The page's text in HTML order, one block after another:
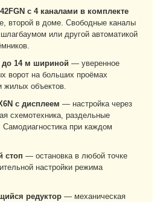
с 4 каналами в комплекте
второй в доме. Свободные каналы
или другой автоматикой
до 14 м шириной — уверенное
ворот на больших проёмах
объектов.
с дисплеем — настройка через
схемотехника, раздельные
Самодиагностика при каждом
стоп — остановка в любой точке
настройки режима
редуктор — механическая